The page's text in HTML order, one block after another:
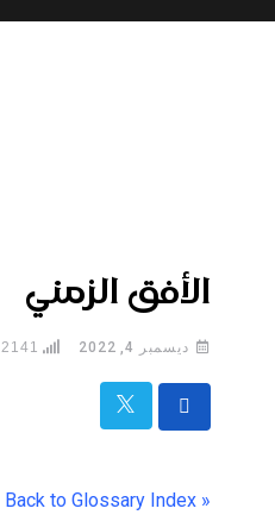
الأفق الزمني
ديسمبر 4, 2022 2141
VIEWS
« Back to Glossary Index